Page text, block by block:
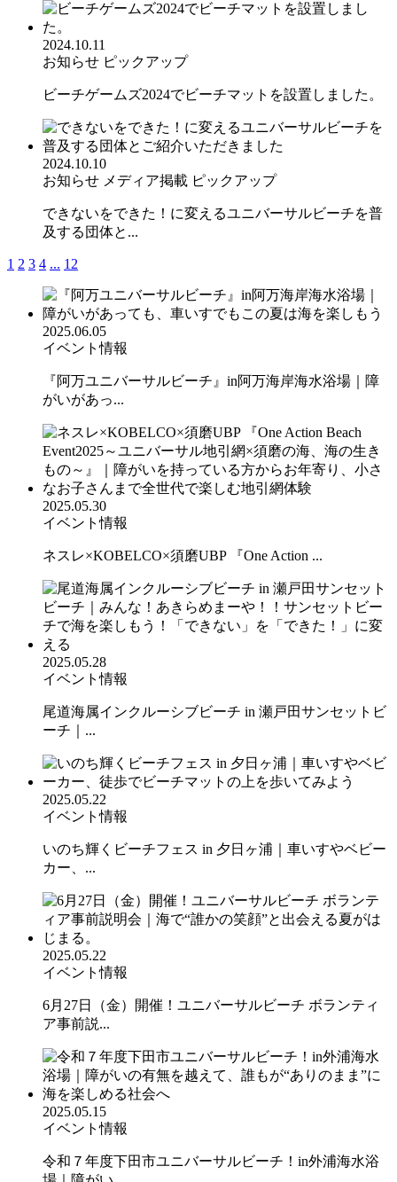
2024.10.11
お知らせ ピックアップ
ビーチゲームズ2024でビーチマットを設置しました。
2024.10.10
お知らせ メディア掲載 ピックアップ
できないをできた！に変えるユニバーサルビーチを普
及する団体と...
1 2 3 4 ... 12
2025.06.05
イベント情報
『阿万ユニバーサルビーチ』in阿万海岸海水浴場｜障
がいがあっ...
2025.05.30
イベント情報
ネスレ×KOBELCO×須磨UBP 『One Action ...
2025.05.28
イベント情報
尾道海属インクルーシブビーチ in 瀬戸田サンセットビ
ーチ｜...
2025.05.22
イベント情報
いのち輝くビーチフェス in 夕日ヶ浦｜車いすやベビー
カー、...
2025.05.22
イベント情報
6月27日（金）開催！ユニバーサルビーチ ボランティ
ア事前説...
2025.05.15
イベント情報
令和７年度下田市ユニバーサルビーチ！in外浦海水浴